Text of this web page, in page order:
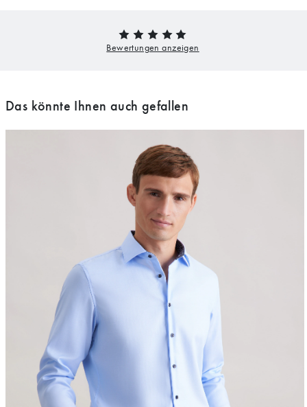
Das könnte Ihnen auch gefallen